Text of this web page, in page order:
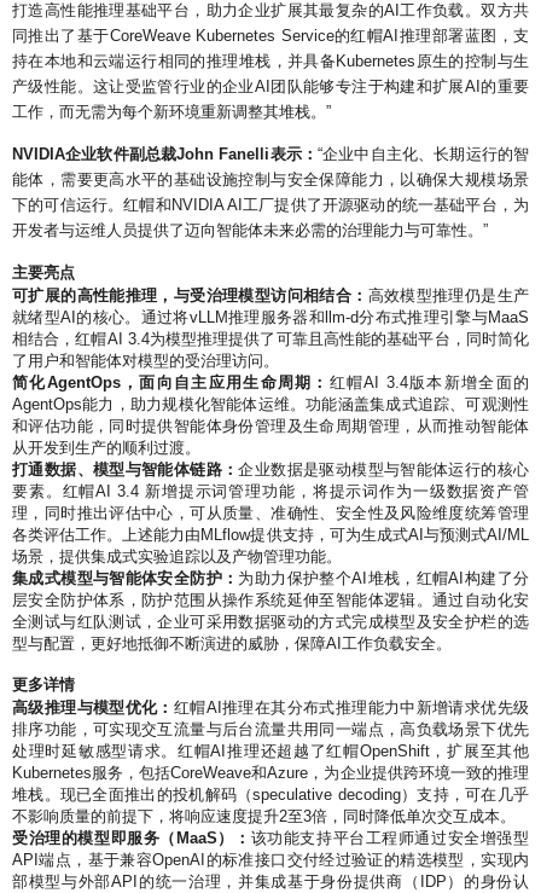
打造高性能推理基础平台，助力企业扩展其最复杂的AI工作负载。双方共
同推出了基于CoreWeave Kubernetes Service的红帽AI推理部署蓝图，支
持在本地和云端运行相同的推理堆栈，并具备Kubernetes原生的控制与生
产级性能。这让受监管行业的企业AI团队能够专注于构建和扩展AI的重要
工作，而无需为每个新环境重新调整其堆栈。”
NVIDIA企业软件副总裁John Fanelli表示： “企业中自主化、长期运行的智
能体，需要更高水平的基础设施控制与安全保障能力，以确保大规模场景
下的可信运行。红帽和NVIDIA AI工厂提供了开源驱动的统一基础平台，为
开发者与运维人员提供了迈向智能体未来必需的治理能力与可靠性。”
主要亮点
可扩展的高性能推理，与受治理模型访问相结合： 高效模型推理仍是生产
就绪型AI的核心。通过将vLLM推理服务器和llm-d分布式推理引擎与MaaS
相结合，红帽AI 3.4为模型推理提供了可靠且高性能的基础平台，同时简化
了用户和智能体对模型的受治理访问。
简化AgentOps，面向自主应用生命周期： 红帽AI 3.4版本新增全面的
AgentOps能力，助力规模化智能体运维。功能涵盖集成式追踪、可观测性
和评估功能，同时提供智能体身份管理及生命周期管理，从而推动智能体
从开发到生产的顺利过渡。
打通数据、模型与智能体链路：企业数据是驱动模型与智能体运行的核心
要素。红帽AI 3.4 新增提示词管理功能，将提示词作为一级数据资产管
理，同时推出评估中心，可从质量、准确性、安全性及风险维度统筹管理
各类评估工作。上述能力由MLflow提供支持，可为生成式AI与预测式AI/ML
场景，提供集成式实验追踪以及产物管理功能。
集成式模型与智能体安全防护： 为助力保护整个AI堆栈，红帽AI构建了分
层安全防护体系，防护范围从操作系统延伸至智能体逻辑。通过自动化安
全测试与红队测试，企业可采用数据驱动的方式完成模型及安全护栏的选
型与配置，更好地抵御不断演进的威胁，保障AI工作负载安全。
更多详情
高级推理与模型优化： 红帽AI推理在其分布式推理能力中新增请求优先级
排序功能，可实现交互流量与后台流量共用同一端点，高负载场景下优先
处理时延敏感型请求。红帽AI推理还超越了红帽OpenShift，扩展至其他
Kubernetes服务，包括CoreWeave和Azure，为企业提供跨环境一致的推理
堆栈。现已全面推出的投机解码（speculative decoding）支持，可在几乎
不影响质量的前提下，将响应速度提升2至3倍，同时降低单次交互成本。
受治理的模型即服务（MaaS）： 该功能支持平台工程师通过安全增强型
API端点，基于兼容OpenAI的标准接口交付经过验证的精选模型，实现内
部模型与外部API的统一治理，并集成基于身份提供商（IDP）的身份认